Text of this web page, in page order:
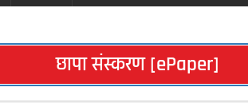
छापा संस्करण [ePaper]